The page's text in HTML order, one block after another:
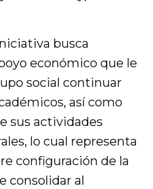
busca
económico que le
social continuar
así como
sus actividades
lo cual representa
configuración de la
consolidar al